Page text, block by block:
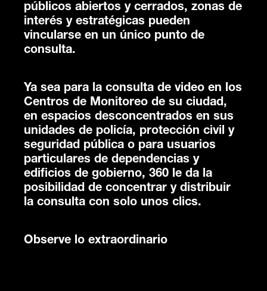
públicos abiertos y cerrados, zonas de
interés y estratégicas pueden
vincularse en un único punto de
consulta.
Ya sea para la consulta de video en los
Centros de Monitoreo de su ciudad,
en espacios desconcentrados en sus
unidades de policía, protección civil y
seguridad pública o para usuarios
particulares de dependencias y
edificios de gobierno, 360 le da la
posibilidad de concentrar y distribuir
la consulta con solo unos clics.
Observe lo extraordinario